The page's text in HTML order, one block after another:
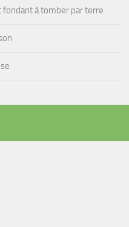
fondant à tomber par terre